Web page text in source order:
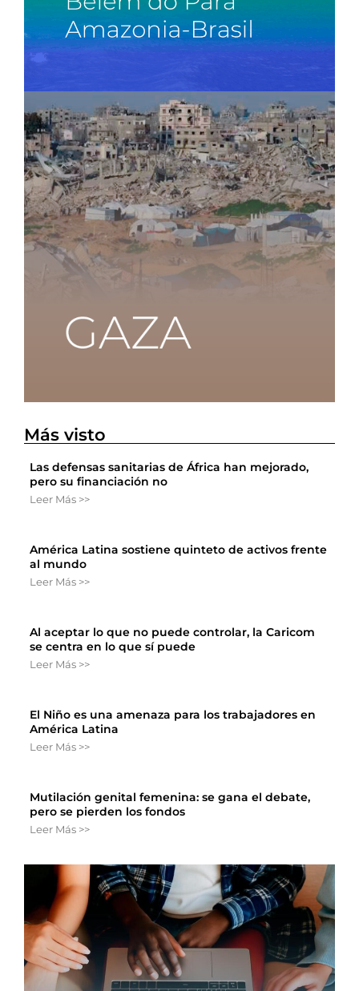
Más visto
Las defensas sanitarias de África han mejorado,
pero su financiación no
Leer Más >>
América Latina sostiene quinteto de activos frente
al mundo
Leer Más >>
Al aceptar lo que no puede controlar, la Caricom
se centra en lo que sí puede
Leer Más >>
El Niño es una amenaza para los trabajadores en
América Latina
Leer Más >>
Mutilación genital femenina: se gana el debate,
pero se pierden los fondos
Leer Más >>